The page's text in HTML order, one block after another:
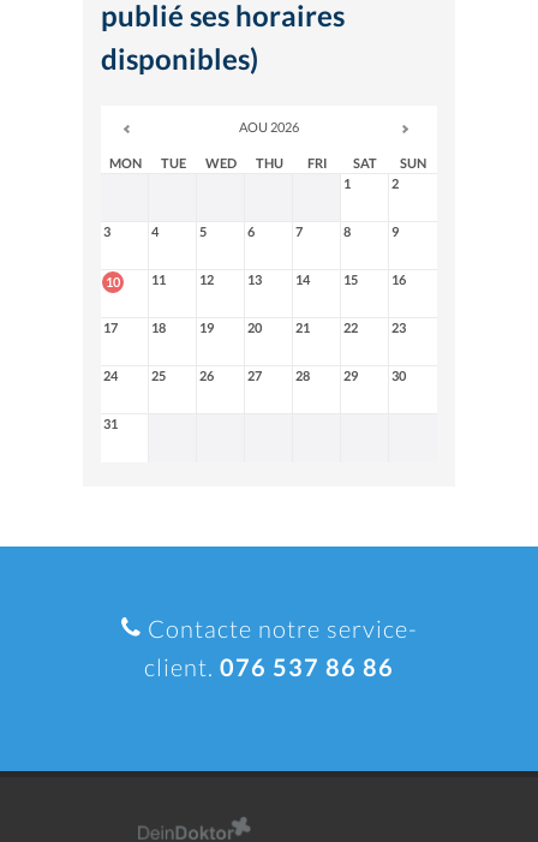
publié ses horaires
disponibles)
AOU 2026
MON TUE WED THU FRI SAT
SUN
1
2
3 4 5 6 7 8 9
10 11 12 13 14 15 16
17 18 19 20 21 22 23
24 25 26 27 28 29 30
31
Contacte notre service-
client. 076 537 86 86